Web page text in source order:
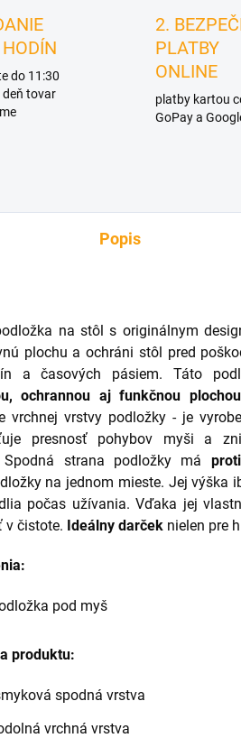
do 11:30
deň tovar
2.
PLATBY
ONLINE
platby kartou
GoPay a
Popis
na stôl s originálnym
plochu a ochráni stôl pred
a časových pásiem. Táto
ochrannou aj funkčnou plochou
vrchnej vrstvy podložky - je
presnosť pohybov myši a
Spodná strana podložky má
na jednom mieste. Jej výška
počas užívania. Vďaka jej
v čistote. Ideálny darček nielen pre
pod myš
produktu:
spodná vrstva
vrchná vrstva